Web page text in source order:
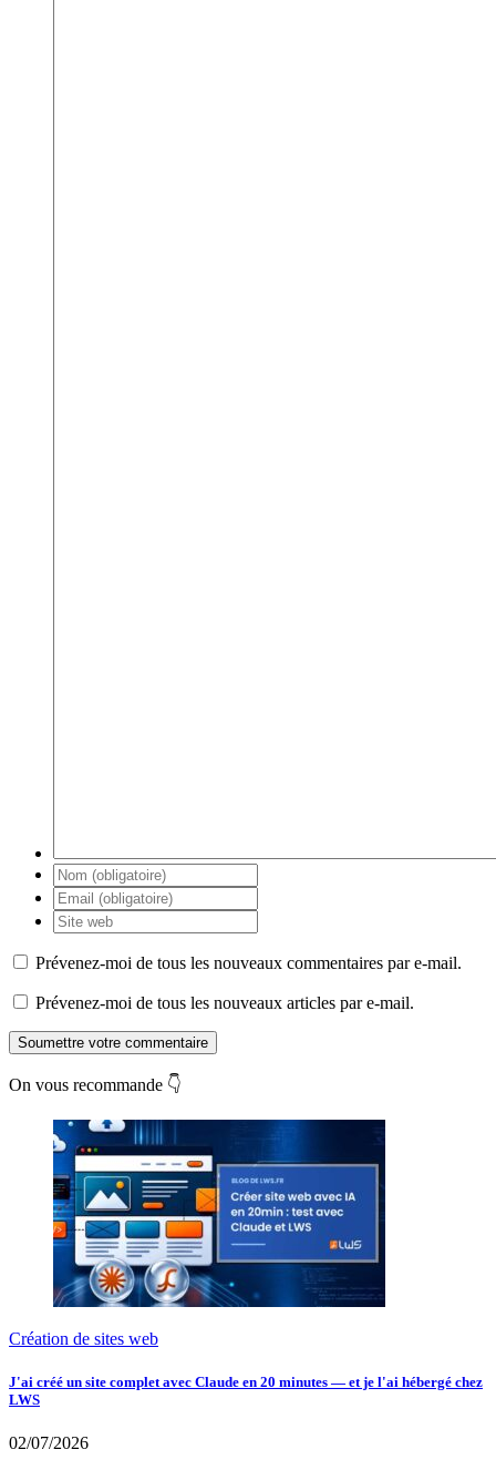
Prévenez-moi de tous les nouveaux commentaires par e-mail.
Prévenez-moi de tous les nouveaux articles par e-mail.
Soumettre votre commentaire
On vous recommande 👇
Création de sites web
J'ai créé un site complet avec Claude en 20 minutes — et je l'ai hébergé chez
LWS
02/07/2026